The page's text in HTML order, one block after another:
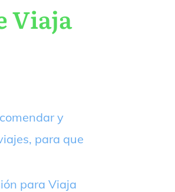
Viaja
y
para que
para Viaja